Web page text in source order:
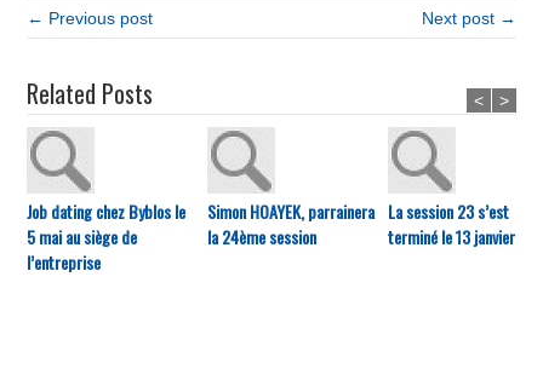
← Previous post Next post →
Related Posts
Job dating chez Byblos le
5 mai au siège de
l’entreprise
Simon HOAYEK, parrainera
la 24ème session
La session 23 s’est
terminé le 13 janvier
< >